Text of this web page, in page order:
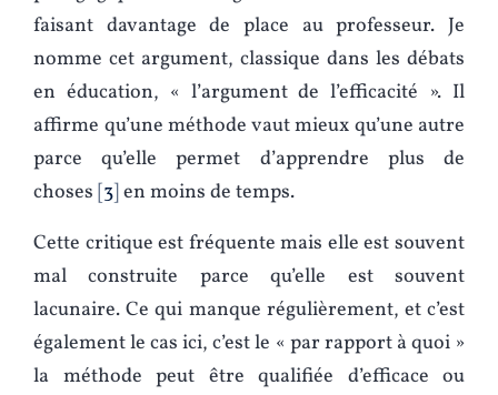
faisant davantage de place au professeur. Je
nomme cet argument, classique dans les débats
en éducation, « l’argument de l’efficacité ». Il
affirme qu’une méthode vaut mieux qu’une autre
parce qu’elle permet d’apprendre plus de
choses 3 en moins de temps.
Cette critique est fréquente mais elle est souvent
mal construite parce qu’elle est souvent
lacunaire. Ce qui manque régulièrement, et c’est
également le cas ici, c’est le « par rapport à quoi »
la méthode peut être qualifiée d’efficace ou